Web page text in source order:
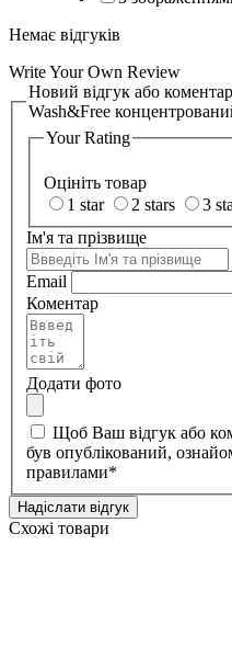
Немає відгуків
Write Your Own Review
Новий відгук або коментар
Wash&Free
Your Rating
Оцініть товар
1 star
2 stars 3
Ім'я та прізвище
Email
Коментар
Додати фото
Щоб Ваш відгук або
був опублікований,
правилами*
Надіслати відгук
Схожі товари